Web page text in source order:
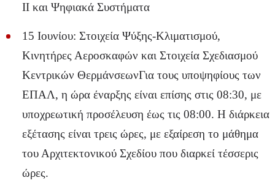
II και Ψηφιακά Συστήματα
15 Ιουνίου: Στοιχεία Ψύξης-Κλιματισμού,
Κινητήρες Αεροσκαφών και Στοιχεία Σχεδιασμού
Κεντρικών ΘερμάνσεωνΓια τους υποψηφίους των
ΕΠΑΛ, η ώρα έναρξης είναι επίσης στις 08:30, με
υποχρεωτική προσέλευση έως τις 08:00. Η διάρκεια
εξέτασης είναι τρεις ώρες, με εξαίρεση το μάθημα
του Αρχιτεκτονικού Σχεδίου που διαρκεί τέσσερις
ώρες.